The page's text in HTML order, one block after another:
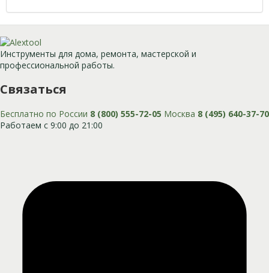
Инструменты для дома, ремонта, мастерской и
профессиональной работы.
Связаться
Бесплатно по России 8 (800) 555-72-05 Москва 8 (495) 640-37-70
Работаем с 9:00 до 21:00